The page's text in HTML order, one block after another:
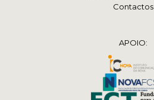
Contactos
APOIO: